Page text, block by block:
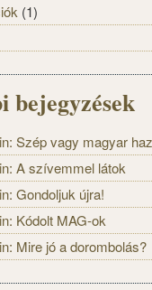
(1)
bejegyzések
Szép vagy magyar
A szívemmel látok
Gondoljuk újra!
Kódolt MAG-ok
Mire jó a dorombolás?